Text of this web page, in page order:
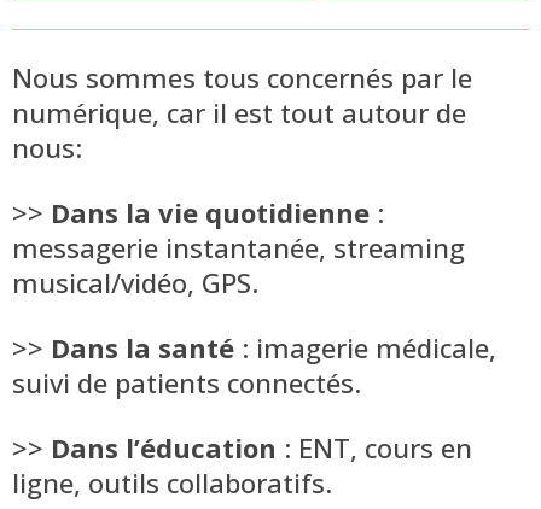
Nous sommes tous concernés par le
numérique, car il est tout autour de
nous:
>> Dans la vie quotidienne :
messagerie instantanée, streaming
musical/vidéo, GPS.
>> Dans la santé : imagerie médicale,
suivi de patients connectés.
>> Dans l’éducation : ENT, cours en
ligne, outils collaboratifs.